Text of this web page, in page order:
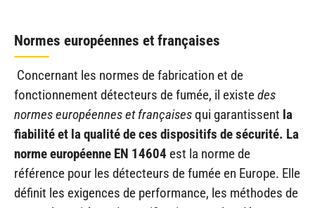
Normes européennes et françaises
Concernant les normes de fabrication et de
fonctionnement détecteurs de fumée, il existedes
normes européennes et françaisesqui garantissent la
fiabilité et la qualité de ces dispositifs de sécurité. La
norme européenne EN 14604 est la norme de
référence pour les détecteurs de fumée en Europe. Elle
définit les exigences de performance, les méthodes de